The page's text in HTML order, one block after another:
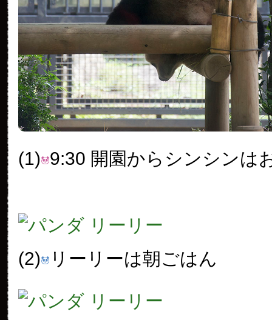
(1) 9:30 開園からシンシンは
(2) リーリーは朝ごはん